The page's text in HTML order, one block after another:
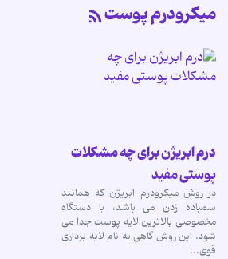
میکرودرم پوست
درم ابریژن برای چه مشکلات
پوستی مفید
در روش میکرودرم ابریژن که همانند
سمباده زدن می باشد، با دستگاه
مخصوصی بالاترین لایه پوست جدا می
شود. این روش گاهی به نام لایه برداری
قوی...